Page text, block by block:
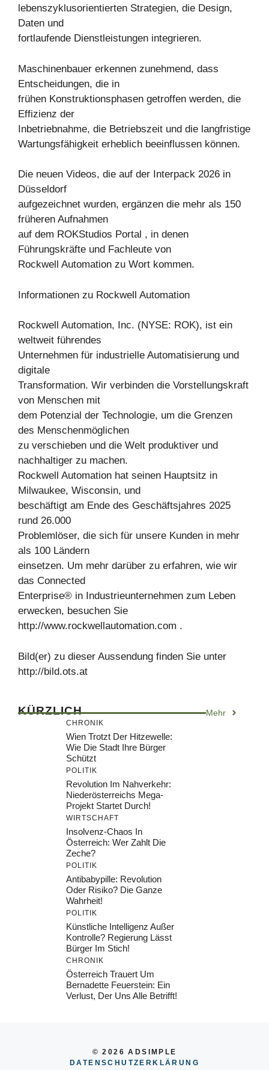
lebenszyklusorientierten Strategien, die Design,
Daten und
fortlaufende Dienstleistungen integrieren.
Maschinenbauer erkennen zunehmend, dass
Entscheidungen, die in
frühen Konstruktionsphasen getroffen werden, die
Effizienz der
Inbetriebnahme, die Betriebszeit und die langfristige
Wartungsfähigkeit erheblich beeinflussen können.
Die neuen Videos, die auf der Interpack 2026 in
Düsseldorf
aufgezeichnet wurden, ergänzen die mehr als 150
früheren Aufnahmen
auf dem ROKStudios Portal , in denen
Führungskräfte und Fachleute von
Rockwell Automation zu Wort kommen.
Informationen zu Rockwell Automation
Rockwell Automation, Inc. (NYSE: ROK), ist ein
weltweit führendes
Unternehmen für industrielle Automatisierung und
digitale
Transformation. Wir verbinden die Vorstellungskraft
von Menschen mit
dem Potenzial der Technologie, um die Grenzen
des Menschenmöglichen
zu verschieben und die Welt produktiver und
nachhaltiger zu machen.
Rockwell Automation hat seinen Hauptsitz in
Milwaukee, Wisconsin, und
beschäftigt am Ende des Geschäftsjahres 2025
rund 26.000
Problemlöser, die sich für unsere Kunden in mehr
als 100 Ländern
einsetzen. Um mehr darüber zu erfahren, wie wir
das Connected
Enterprise® in Industrieunternehmen zum Leben
erwecken, besuchen Sie
http://www.rockwellautomation.com .
Bild(er) zu dieser Aussendung finden Sie unter
http://bild.ots.at
KÜRZLICH Mehr
CHRONIK
Wien Trotzt Der Hitzewelle:
Wie Die Stadt Ihre Bürger
Schützt
POLITIK
Revolution Im Nahverkehr:
Niederösterreichs Mega-
Projekt Startet Durch!
WIRTSCHAFT
Insolvenz-Chaos In
Österreich: Wer Zahlt Die
Zeche?
POLITIK
Antibabypille: Revolution
Oder Risiko? Die Ganze
Wahrheit!
POLITIK
Künstliche Intelligenz Außer
Kontrolle? Regierung Lässt
Bürger Im Stich!
CHRONIK
Österreich Trauert Um
Bernadette Feuerstein: Ein
Verlust, Der Uns Alle Betrifft!
© 2026 ADSIMPLE
DATENSCHUTZERKLÄRUNG